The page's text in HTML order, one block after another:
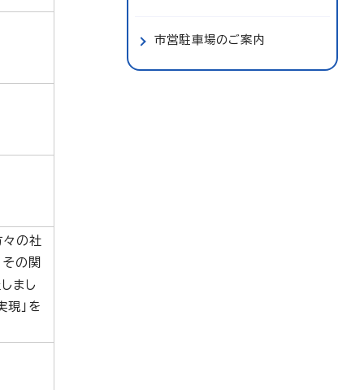
々の社
の関
まし
」を
市営駐車場のご案内